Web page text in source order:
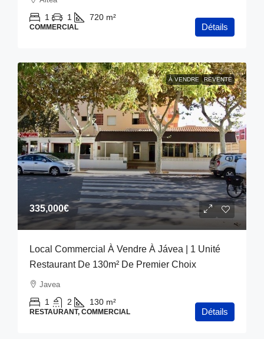
1 1 720 m²
COMMERCIAL Détails
À VENDRE REVENTE
335,000€
Local Commercial À Vendre À Jávea | 1 Unité
Restaurant De 130m² De Premier Choix
Javea
1 2 130 m²
RESTAURANT, COMMERCIAL Détails